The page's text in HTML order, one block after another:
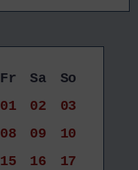
Fr Sa
So
01 02
03
08 09
10
15 16
17